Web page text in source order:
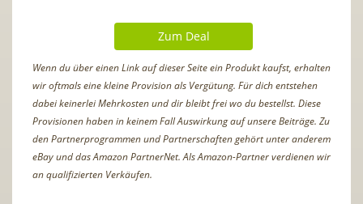
Zum Deal
Wenn du über einen Link auf dieser Seite ein Produkt kaufst, erhalten
wir oftmals eine kleine Provision als Vergütung. Für dich entstehen
dabei keinerlei Mehrkosten und dir bleibt frei wo du bestellst. Diese
Provisionen haben in keinem Fall Auswirkung auf unsere Beiträge. Zu
den Partnerprogrammen und Partnerschaften gehört unter anderem
eBay und das Amazon PartnerNet. Als Amazon-Partner verdienen wir
an qualifizierten Verkäufen.